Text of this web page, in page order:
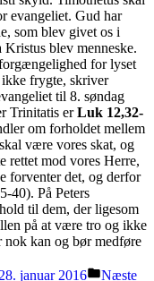
evangeliet. Gud har
som blev givet os i
blev menneske.
for lyset
frygte, skriver
til 8. søndag
Trinitatis erLuk 12,32-
om forholdet mellem
være vores skat, og
rettet mod vores Herre,
forventer det, og derfor
40). På Peters
til dem, der ligesom
på at være tro og ikke
nok kan og bør medføre
28. januar 2016
Posted
Næste